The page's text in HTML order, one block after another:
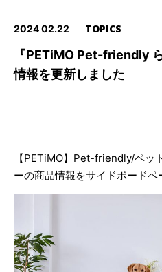
2024 02.22 TOPICS
『PETiMO Pet-friendly
情報を更新しました
【PETiMO】Pet-friendly/ペッ
ーの商品情報をサイドボードペ